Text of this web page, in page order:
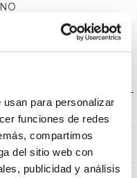
para personalizar
funciones de redes
compartimos
del sitio web con
publicidad y análisis
NO
RGBW(W:4000K)
>80 (Blanco)